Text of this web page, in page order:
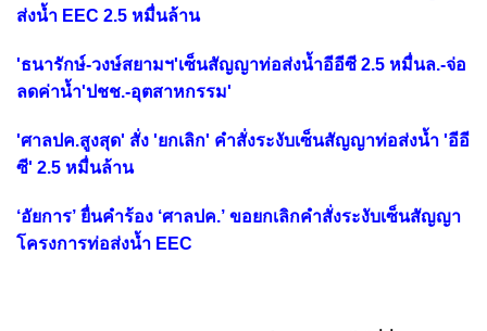
ส่งน้ำ EEC 2.5 หมื่นล้าน
'ธนารักษ์-วงษ์สยามฯ'เซ็นสัญญาท่อส่งน้ำอีอีซี 2.5 หมื่นล.-จ่อ
ลดค่าน้ำ'ปชช.-อุตสาหกรรม'
'ศาลปค.สูงสุด' สั่ง 'ยกเลิก' คำสั่งระงับเซ็นสัญญาท่อส่งน้ำ 'อีอี
ซี' 2.5 หมื่นล้าน
‘อัยการ’ ยื่นคำร้อง ‘ศาลปค.’ ขอยกเลิกคำสั่งระงับเซ็นสัญญา
โครงการท่อส่งน้ำ EEC